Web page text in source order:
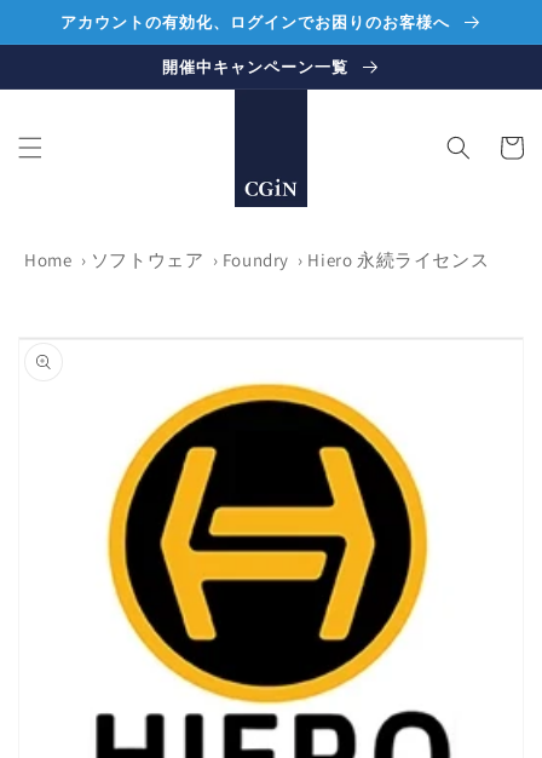
ンツに
進む
アカウントの有効化、ログインでお困りのお客様へ
開催中キャンペーン一覧
ー
Home › ソフトウェア › Foundry › Hiero 永続ライセンス
商品情
報にス